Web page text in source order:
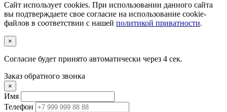
Сайт использует cookies. При использовании данного сайта
вы подтверждаете свое согласие на использование cookie-
файлов в соответствии с нашей политикой приватности.
×
Согласие будет принято автоматически через 3 сек.
Заказ обратного звонка
×
Имя
Телефон